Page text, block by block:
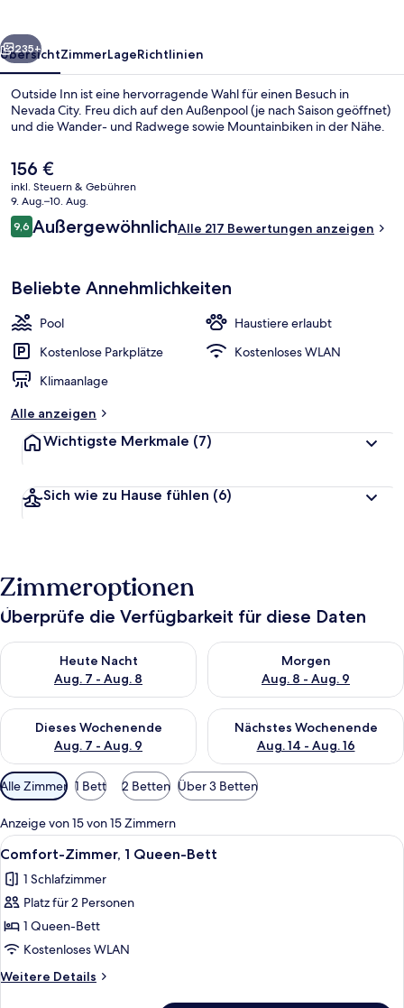
Weiter
235+
ÜbersichtZimmerLageRichtlinien
Outside Inn ist eine hervorragende Wahl für einen Besuch in
Nevada City. Freu dich auf den Außenpool (je nach Saison geöffnet)
und die Wander- und Radwege sowie Mountainbiken in der Nähe.
Der
aktuelle
Preis
beträgt
156 €.
156 €
inkl. Steuern & Gebühren
9. Aug.–10. Aug.
Bewertungen
9,69,6 von 10.
AußergewöhnlichAlle 217 Bewertungen anzeigen
Beliebte Annehmlichkeiten
Pool
Haustiere erlaubt
Kostenlose Parkplätze
Kostenloses WLAN
Klimaanlage
Alle anzeigen
Wichtigste Merkmale (7)
Sich wie zu Hause fühlen (6)
Zimmeroptionen
Überprüfe die Verfügbarkeit für diese Daten
Heute Nacht
Aug. 7 - Aug. 8
Überprüfe die Verfügbarkeit für heute Nacht, Aug. 7 - Aug. 8.
Morgen
Aug. 8 - Aug. 9
Überprüfe die Verfügbarkeit
Dieses Wochenende
Aug. 7 - Aug. 9
Überprüfe die Verfügbarkeit für dieses Wochenende, Aug. 7
Nächstes Wochenende
Aug. 14 - Aug. 16
Überprüfe die Verfügbarkeit
Verfügbare
Filter
für
Zimmer
Alle Zimmer 1 Bett 2 Betten Über 3 Betten
Anzeige von 15 von 15 Zimmern
Alle
Fotos
für
Comfort-
Zimmer,
1
Queen-
Bett
Ein Schlafzimmer mit Bett, Sessel,
9
Comfort-Zimmer, 1 Queen-Bett
1 Schlafzimmer
Platz für 2 Personen
1 Queen-Bett
Kostenloses WLAN
Weitere Details
Weitere